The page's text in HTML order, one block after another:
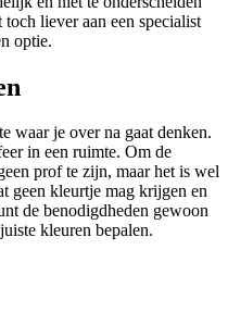
liever aan een specialist
optie.
waar je over na gaat denken.
in een ruimte. Om de
prof te zijn, maar het is wel
geen kleurtje mag krijgen en
de benodigdheden gewoon
kleuren bepalen.